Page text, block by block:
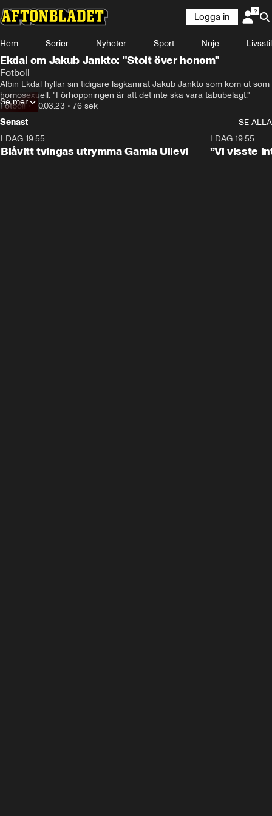
Logga in
Hem Serier Nyheter Sport Nöje Livsstil
Ekdal om Jakub Jankto: "Stolt över honom"
Fotboll
Albin Ekdal hyllar sin tidigare lagkamrat Jakub Jankto som kom ut som
homosexuell. "Förhoppningen är att det inte ska vara tabubelagt."
Fotboll•20.03.23 • 76 sek
Se mer
Senast
SE ALLA
I DAG 19:55
Blåvitt tvingas utrymma Gamla Ullevi
I DAG 19:55
”Vi visste